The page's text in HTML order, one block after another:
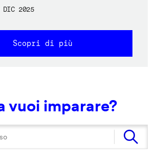
DIC 2025
Scopri di più
vuoi imparare?